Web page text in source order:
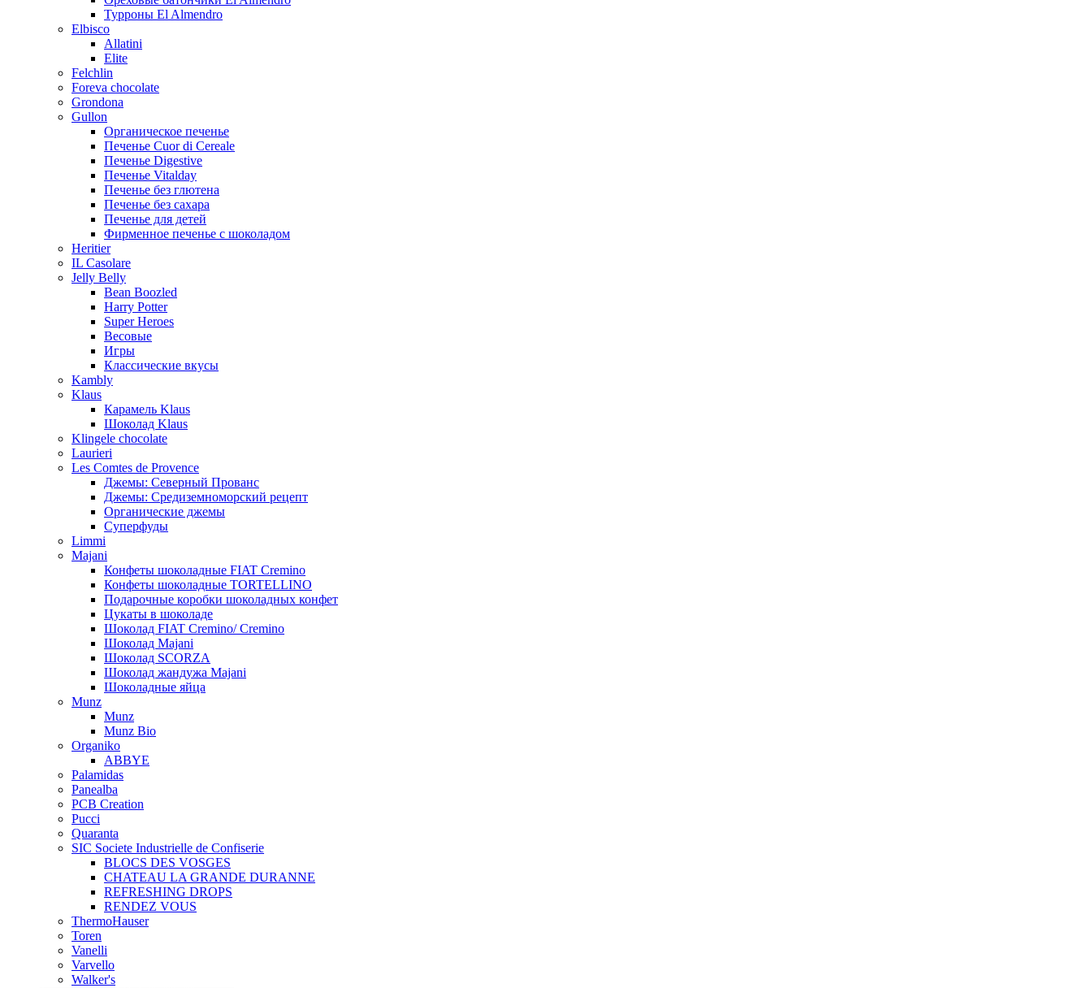
Турроны El Almendro
Elbisco
Allatini
Elite
Felchlin
Foreva chocolate
Grondona
Gullon
Органическое печенье
Печенье Cuor di Cereale
Печенье Digestive
Печенье Vitalday
Печенье без глютена
Печенье без сахара
Печенье для детей
Фирменное печенье с шоколадом
Heritier
IL Casolare
Jelly Belly
Bean Boozled
Harry Potter
Super Heroes
Весовые
Игры
Классические вкусы
Kambly
Klaus
Карамель Klaus
Шоколад Klaus
Klingele chocolate
Laurieri
Les Comtes de Provence
Джемы: Северный Прованс
Джемы: Средиземноморский рецепт
Органические джемы
Суперфуды
Limmi
Majani
Конфеты шоколадные FIAT Cremino
Конфеты шоколадные TORTELLINO
Подарочные коробки шоколадных конфет
Цукаты в шоколаде
Шоколад FIAT Cremino/ Cremino
Шоколад Majani
Шоколад SCORZA
Шоколад жандужа Majani
Шоколадные яйца
Munz
Munz
Munz Bio
Organiko
ABBYE
Palamidas
Panealba
PCB Creation
Pucci
Quaranta
SIC Societe Industrielle de Confiserie
BLOCS DES VOSGES
CHATEAU LA GRANDE DURANNE
REFRESHING DROPS
RENDEZ VOUS
ThermoHauser
Toren
Vanelli
Varvello
Walker's